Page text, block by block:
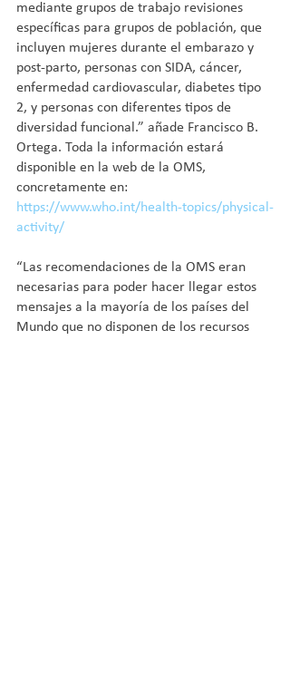
mediante grupos de trabajo revisiones
específicas para grupos de población, que
incluyen mujeres durante el embarazo y
post-parto, personas con SIDA, cáncer,
enfermedad cardiovascular, diabetes tipo
2, y personas con diferentes tipos de
diversidad funcional.” añade Francisco B.
Ortega. Toda la información estará
disponible en la web de la OMS,
concretamente en:
https://www.who.int/health-topics/physical-
activity/
“Las recomendaciones de la OMS eran
necesarias para poder hacer llegar estos
mensajes a la mayoría de los países del
Mundo que no disponen de los recursos